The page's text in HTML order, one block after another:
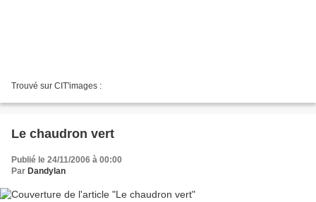
Trouvé sur CIT'images :
Le chaudron vert
Publié le 24/11/2006 à 00:00
Par Dandylan